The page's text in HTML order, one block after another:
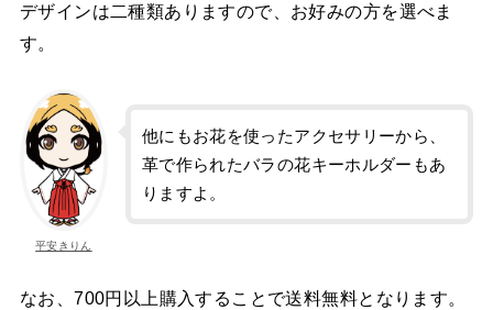
デザインは二種類ありますので、お好みの方を選べま
す。
平安きりん
他にもお花を使ったアクセサリーから、
革で作られたバラの花キーホルダーもあ
りますよ。
なお、700円以上購入することで送料無料となります。